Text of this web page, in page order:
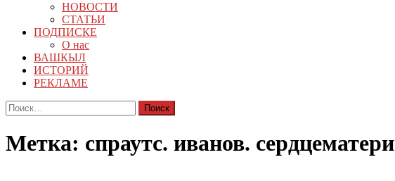
НОВОСТИ
СТАТЬИ
ПОДПИСКЕ
О нас
ВАШКЫЛ
ИСТОРИЙ
РЕКЛАМЕ
Найти:
Метка: спраутс. иванов. сердцематери